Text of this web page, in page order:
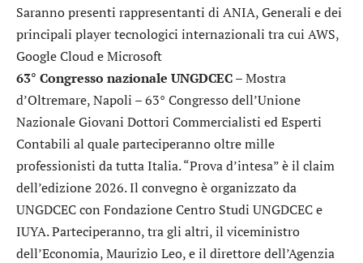
Saranno presenti rappresentanti di ANIA, Generali e dei
principali player tecnologici internazionali tra cui AWS,
Google Cloud e Microsoft
63° Congresso nazionale UNGDCEC– Mostra
d’Oltremare, Napoli – 63° Congresso dell’Unione
Nazionale Giovani Dottori Commercialisti ed Esperti
Contabili al quale parteciperanno oltre mille
professionisti da tutta Italia. “Prova d’intesa” è il claim
dell’edizione 2026. Il convegno è organizzato da
UNGDCEC con Fondazione Centro Studi UNGDCEC e
IUYA. Parteciperanno, tra gli altri, il viceministro
dell’Economia, Maurizio Leo, e il direttore dell’Agenzia